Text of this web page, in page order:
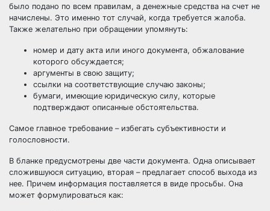
было подано по всем правилам, а денежные средства на счет не
начислены. Это именно тот случай, когда требуется жалоба.
Также желательно при обращении упомянуть:
номер и дату акта или иного документа, обжалование
которого обсуждается;
аргументы в свою защиту;
ссылки на соответствующие случаю законы;
бумаги, имеющие юридическую силу, которые
подтверждают описанные обстоятельства.
Самое главное требование – избегать субъективности и
голословности.
В бланке предусмотрены две части документа. Одна описывает
сложившуюся ситуацию, вторая – предлагает способ выхода из
нее. Причем информация поставляется в виде просьбы. Она
может формулироваться как: